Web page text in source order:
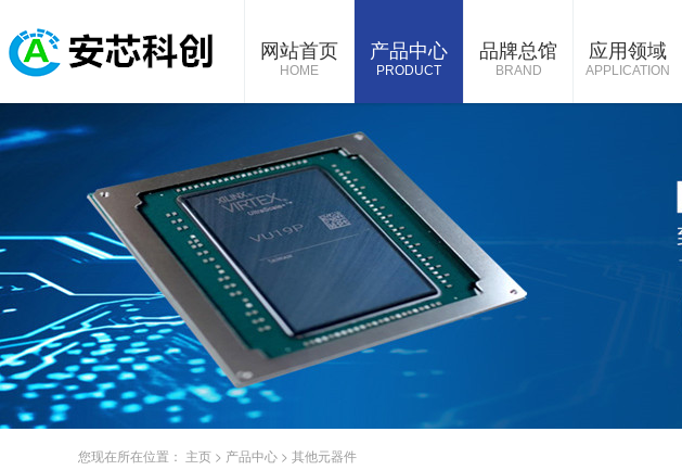
网站首页
HOME
产品中心
PRODUCT
品牌总馆
BRAND
应用领域
APPLICATION
您现在所在位置： 主页 > 产品中心 > 其他元器件